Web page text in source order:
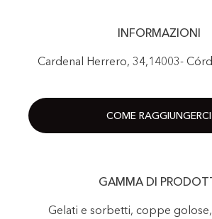
INFORMAZIONI
Cardenal Herrero, 34,14003-
COME RAGGIUNGERCI
GAMMA DI
Gelati e sorbetti, coppe